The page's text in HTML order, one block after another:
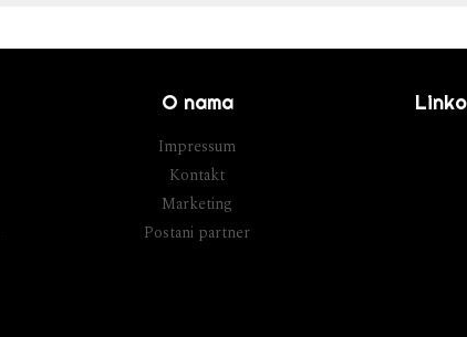
O nama
Impressum
Kontakt
Marketing
Postani partner